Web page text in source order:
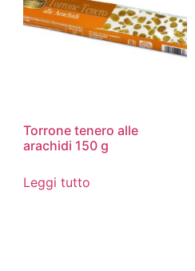
Torrone tenero alle
arachidi 150 g
Leggi tutto